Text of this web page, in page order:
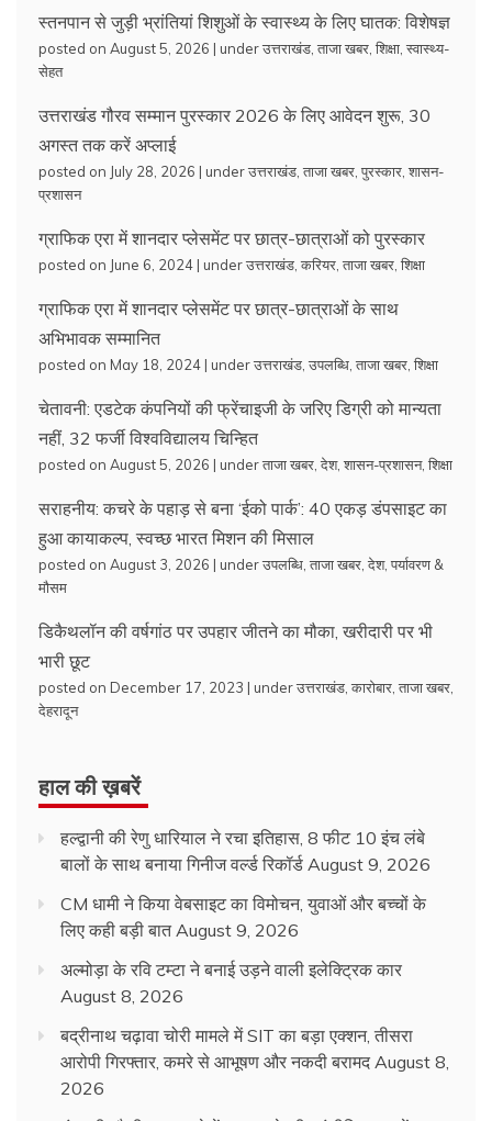
स्तनपान से जुड़ी भ्रांतियां शिशुओं के स्वास्थ्य के लिए घातक: विशेषज्ञ
posted on August 5, 2026 | underउत्तराखंड ताजा खबर शिक्षा स्वास्थ्य-
सेहत
उत्तराखंड गौरव सम्मान पुरस्कार 2026 के लिए आवेदन शुरू, 30
अगस्त तक करें अप्लाई
posted on July 28, 2026 | underउत्तराखंड ताजा खबर पुरस्कार शासन-
प्रशासन
ग्राफिक एरा में शानदार प्लेसमेंट पर छात्र-छात्राओं को पुरस्कार
posted on June 6, 2024 | underउत्तराखंड करियर ताजा खबर शिक्षा
ग्राफिक एरा में शानदार प्लेसमेंट पर छात्र-छात्राओं के साथ
अभिभावक सम्मानित
posted on May 18, 2024 | underउत्तराखंड उपलब्धि ताजा खबर शिक्षा
चेतावनी: एडटेक कंपनियों की फ्रेंचाइजी के जरिए डिग्री को मान्यता
नहीं, 32 फर्जी विश्वविद्यालय चिन्हित
posted on August 5, 2026 | underताजा खबर देश, शासन-प्रशासन, शिक्षा
सराहनीय: कचरे के पहाड़ से बना ‘ईको पार्क’: 40 एकड़ डंपसाइट का
हुआ कायाकल्प, स्वच्छ भारत मिशन की मिसाल
posted on August 3, 2026 | underउपलब्धि ताजा खबर देश, पर्यावरण &
मौसम
डिकैथलॉन की वर्षगांठ पर उपहार जीतने का मौका, खरीदारी पर भी
भारी छूट
posted on December 17, 2023 | underउत्तराखंड कारोबार ताजा खबर
देहरादून
हाल की ख़बरें
हल्द्वानी की रेणु धारियाल ने रचा इतिहास, 8 फीट 10 इंच लंबे
बालों के साथ बनाया गिनीज वर्ल्ड रिकॉर्ड August 9, 2026
CM धामी ने किया वेबसाइट का विमोचन, युवाओं और बच्चों के
लिए कही बड़ी बात August 9, 2026
अल्मोड़ा के रवि टम्टा ने बनाई उड़ने वाली इलेक्ट्रिक कार
August 8, 2026
बद्रीनाथ चढ़ावा चोरी मामले में SIT का बड़ा एक्शन, तीसरा
आरोपी गिरफ्तार, कमरे से आभूषण और नकदी बरामद August 8,
2026